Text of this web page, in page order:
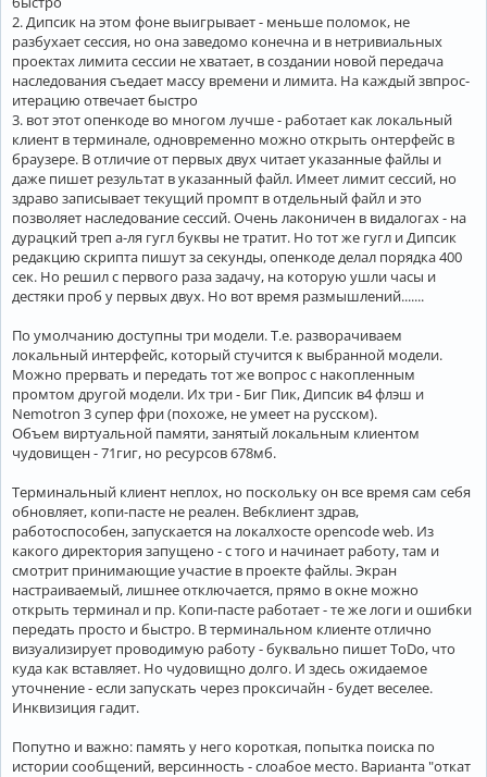
2. Дипсик на этом фоне выигрывает - меньше поломок, не
разбухает сессия, но она заведомо конечна и в нетривиальных
проектах лимита сессии не хватает, в создании новой передача
наследования съедает массу времени и лимита. На каждый звпрос-
итерацию отвечает быстро
3. вот этот опенкоде во многом лучше - работает как локальный
клиент в терминале, одновременно можно открыть онтерфейс в
браузере. В отличие от первых двух читает указанные файлы и
даже пишет результат в указанный файл. Имеет лимит сессий, но
здраво записывает текущий промпт в отдельный файл и это
позволяет наследование сессий. Очень лаконичен в видалогах - на
дурацкий треп а-ля гугл буквы не тратит. Но тот же гугл и Дипсик
редакцию скрипта пишут за секунды, опенкоде делал порядка 400
сек. Но решил с первого раза задачу, на которую ушли часы и
дестяки проб у первых двух. Но вот время размышлений.......
По умолчанию доступны три модели. Т.е. разворачиваем
локальный интерфейс, который стучится к выбранной модели.
Можно прервать и передать тот же вопрос с накопленным
промтом другой модели. Их три - Биг Пик, Дипсик в4 флэш и
Nemotron 3 супер фри (похоже, не умеет на русском).
Объем виртуальной памяти, занятый локальным клиентом
чудовищен - 71гиг, но ресурсов 678мб.
Терминальный клиент неплох, но поскольку он все время сам себя
обновляет, копи-пасте не реален. Вебклиент здрав,
работоспособен, запускается на локалхосте opencode web. Из
какого директория запущено - с того и начинает работу, там и
смотрит принимающие участие в проекте файлы. Экран
настраиваемый, лишнее отключается, прямо в окне можно
открыть терминал и пр. Копи-пасте работает - те же логи и ошибки
передать просто и быстро. В терминальном клиенте отлично
визуализирует проводимую работу - буквально пишет ToDo, что
куда как вставляет. Но чудовищно долго. И здесь ожидаемое
уточнение - если запускать через проксичайн - будет веселее.
Инквизиция гадит.
Попутно и важно: память у него короткая, попытка поиска по
истории сообщений, версинность - слоабое место. Варианта "откат